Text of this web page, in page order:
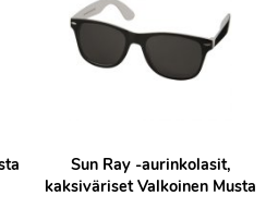
Sun Ray -aurinkolasit,
kaksiväriset Valkoinen Musta